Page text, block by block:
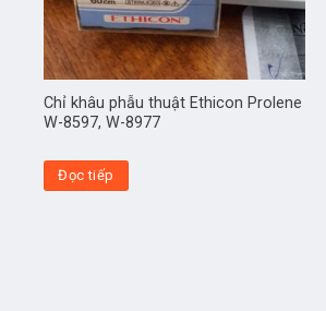
Chỉ khâu phẫu thuật Ethicon Prolene
W-8597, W-8977
Đọc tiếp